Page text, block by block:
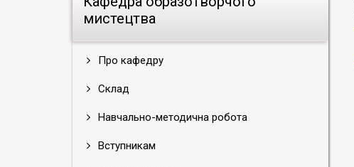
мистецтва
Про кафедру
Склад
Навчально-методична робота
Вступникам